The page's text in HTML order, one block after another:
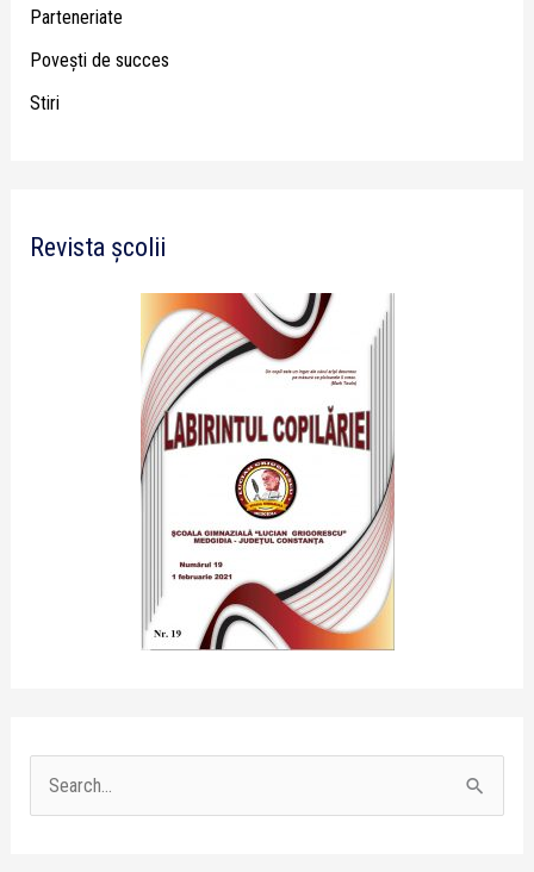
Parteneriate
Poveşti de succes
Stiri
Revista școlii